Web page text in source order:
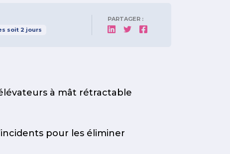
soit 2 jours
PARTAGER :
à mât rétractable
pour les éliminer